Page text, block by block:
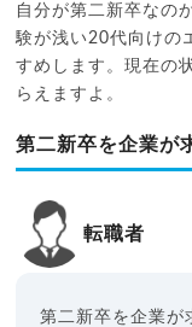
自分が第二新卒なの
験が浅い20代向けの
すめします。現在の
らえますよ。
第二新卒を企業が
転職者
第二新卒を企業が